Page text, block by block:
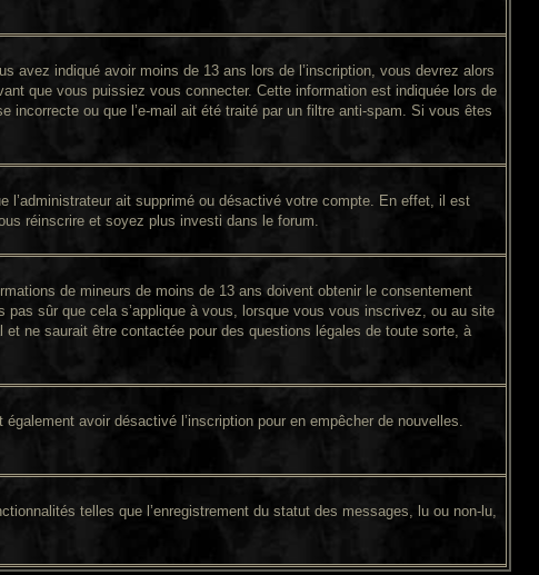
avez indiqué avoir moins de 13 ans lors de l’inscription, vous devrez alors
que vous puissiez vous connecter. Cette information est indiquée lors de
incorrecte ou que l’e-mail ait été traité par un filtre anti-spam. Si vous êtes
l’administrateur ait supprimé ou désactivé votre compte. En effet, il est
réinscrire et soyez plus investi dans le forum.
de mineurs de moins de 13 ans doivent obtenir le consentement
pas sûr que cela s’applique à vous, lorsque vous vous inscrivez, ou au site
ne saurait être contactée pour des questions légales de toute sorte, à
avoir désactivé l’inscription pour en empêcher de nouvelles.
telles que l’enregistrement du statut des messages, lu ou non-lu,